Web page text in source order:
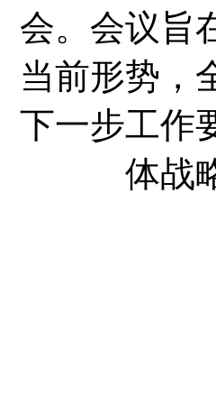
会。会议旨
当前形势，
下一步工作
体战